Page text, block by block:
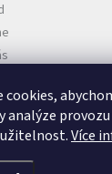
cookies,
analýze
Více